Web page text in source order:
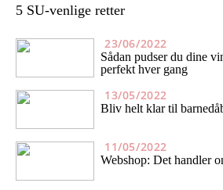
5 SU-venlige retter
23/06/2022
Sådan pudser du dine
perfekt hver gang
13/05/2022
Bliv helt klar til
11/05/2022
Webshop: Det handler